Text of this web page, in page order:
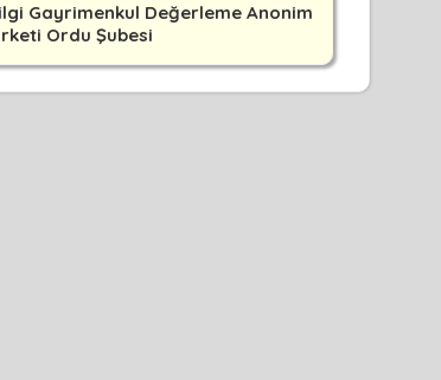
Gayrimenkul Değerleme Anonim
Ordu Şubesi